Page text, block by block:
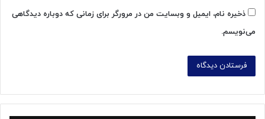
ذخیره نام، ایمیل و وبسایت من در مرورگر برای زمانی که دوباره دیدگاهی
می‌نویسم.